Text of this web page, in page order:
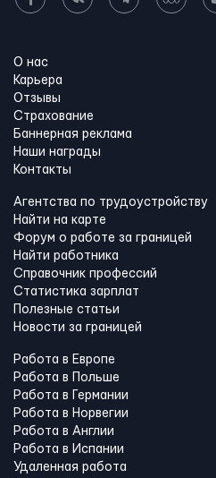
О нас
Карьера
Отзывы
Страхование
Баннерная реклама
Наши награды
Контакты
Агентства по трудоустройству
Найти на карте
Форум о работе за границей
Найти работника
Справочник профессий
Статистика зарплат
Полезные статьи
Новости за границей
Работа в Европе
Работа в Польше
Работа в Германии
Работа в Норвегии
Работа в Англии
Работа в Испании
Удаленная работа